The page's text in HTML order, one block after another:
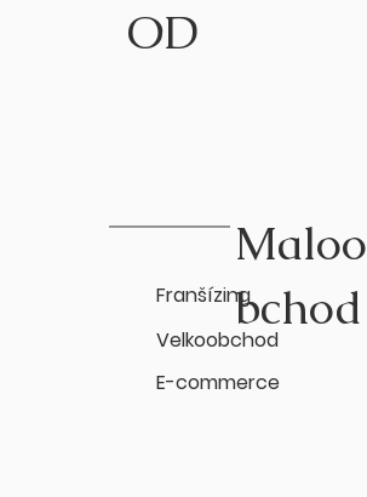
OD
Maloo
bchod
Franšízing
Velkoobchod
E-commerce